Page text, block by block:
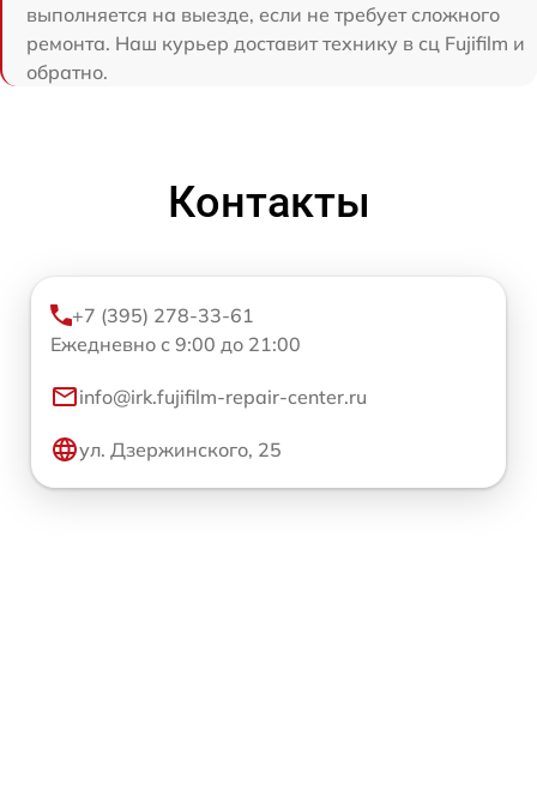
выполняется на выезде, если не требует сложного
ремонта. Наш курьер доставит технику в сц Fujifilm и
обратно.
Контакты
+7 (395) 278-33-61
Ежедневно с 9:00 до 21:00
info@irk.fujifilm-repair-center.ru
ул. Дзержинского, 25